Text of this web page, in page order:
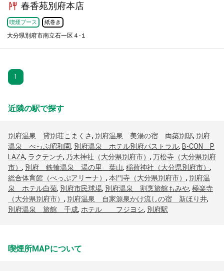
春香苑別府本店
喫煙ブース 紙巻き
大分県別府市南立石一区４-１
1
近隣の駅で探す
別府温泉 貸別荘こまくさ, 別府温泉 美湯の宿 両築別邸, 別府
温泉 べっぷ昭和園, 別府温泉 ホテル別府パストラル, B-CON P
LAZA, ラクテンチ, 乃木神社（大分県別府市） , 万松寺（大分県別府
市） , 別府 鉄輪温泉 湯の里 葉山, 稲荷神社（大分県別府市） ,
総合体育館（べっぷアリーナ） , 本門寺（大分県別府市） , 別府温
泉 ホテル白菊, 別府市民球場, 別府温泉 割烹旅館もみや, 極楽寺
（大分県別府市） , 別府温泉 自家源泉かけ流しの宿 新ほり井,
別府温泉 旅館 千成, ホテル フジヨシ, 別府駅
喫煙所MAPについて